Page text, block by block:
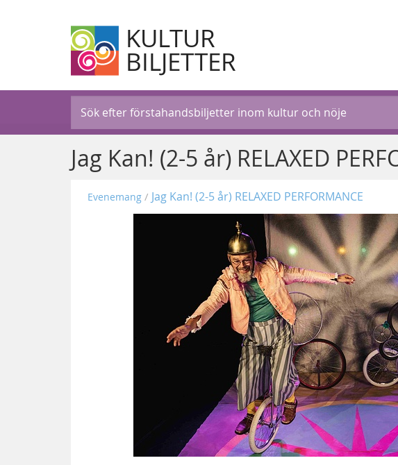
KULTUR
BILJETTER
Jag Kan! (2-5 år) RELAXED
Evenemang Jag Kan! (2-5 år) RELAXED PERFORMANCE